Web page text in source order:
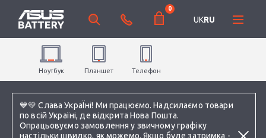
💙💛 Слава УкраЇні! Ми працюємо. Надсилаємо товари
по всій Україні, де відкрита Нова Пошта.
Опрацьовуємо замовлення у звичному графіку
настільки швидко, як можемо. Якщо буде затримка -
0
UKRU
Ноутбук Планшет Телефон